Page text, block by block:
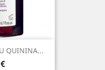
QUININA...